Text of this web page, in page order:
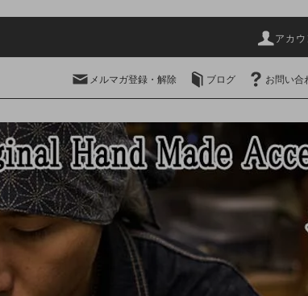
アカウ
メルマガ登録・解除 ブログ お問い合